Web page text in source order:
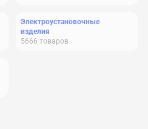
Электроустановочные
изделия
5666 товаров